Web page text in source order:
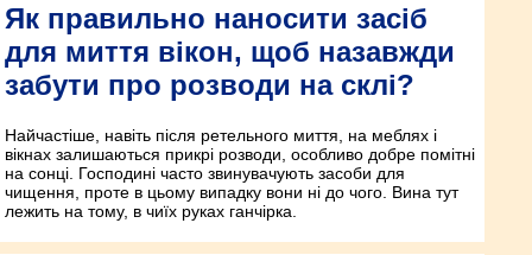
Як правильно наносити засіб
для миття вікон, щоб назавжди
забути про розводи на склі?
Найчастіше, навіть після ретельного миття, на меблях і
вікнах залишаються прикрі розводи, особливо добре помітні
на сонці. Господині часто звинувачують засоби для
чищення, проте в цьому випадку вони ні до чого. Вина тут
лежить на тому, в чиїх руках ганчірка.